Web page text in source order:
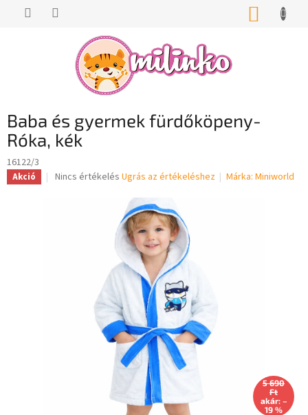
KOSÁR
Baba és gyermek fürdőköpeny-
Róka, kék
16122/3
Akció
A
Nincs értékelés Ugrás az értékeléshez Márka:Miniworld
5 690
Ft
akár: –
19 %